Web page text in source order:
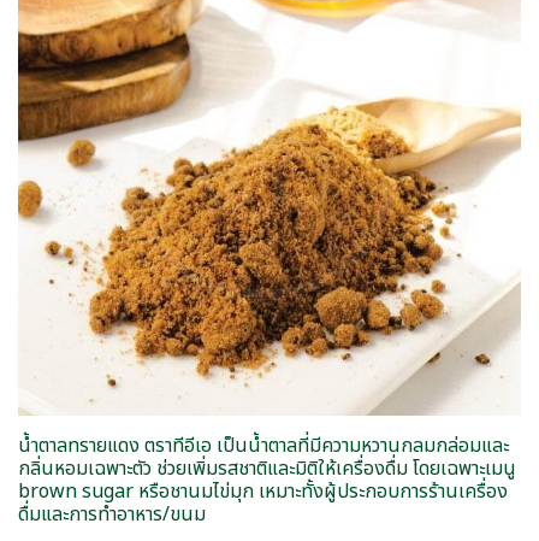
น้ำตาลทรายแดง ตราทีอีเอ เป็นน้ำตาลที่มีความหวานกลมกล่อมและ
กลิ่นหอมเฉพาะตัว ช่วยเพิ่มรสชาติและมิติให้เครื่องดื่ม โดยเฉพาะเมนู
brown sugar หรือชานมไข่มุก เหมาะทั้งผู้ประกอบการร้านเครื่อง
ดื่มและการทำอาหาร/ขนม